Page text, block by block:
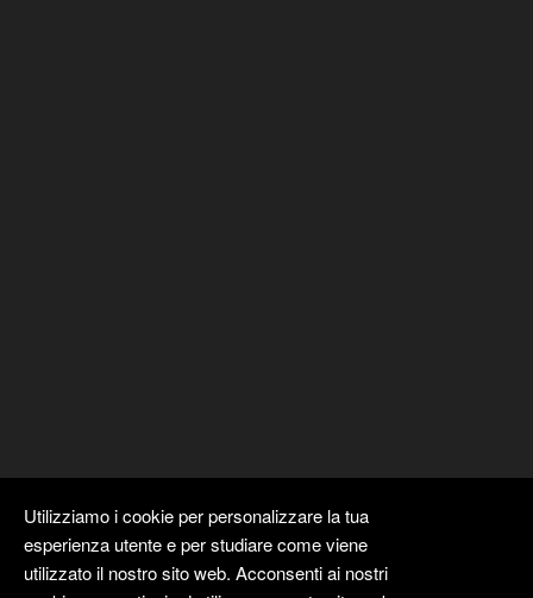
Utilizziamo i cookie per personalizzare la tua
esperienza utente e per studiare come viene
utilizzato il nostro sito web. Acconsenti ai nostri